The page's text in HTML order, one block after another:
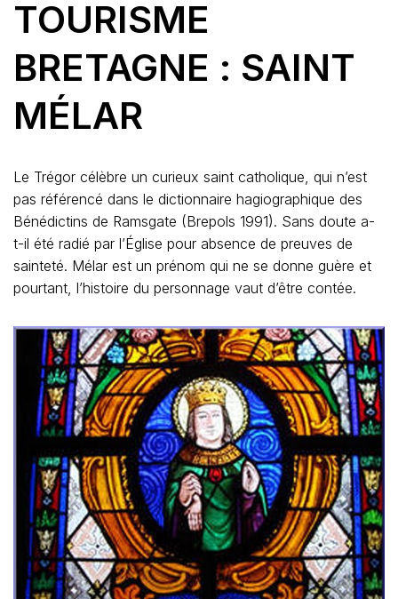
TOURISME
BRETAGNE : SAINT
MÉLAR
Le Trégor célèbre un curieux saint catholique, qui n’est
pas référencé dans le dictionnaire hagiographique des
Bénédictins de Ramsgate (Brepols 1991). Sans doute a-
t-il été radié par l’Église pour absence de preuves de
sainteté. Mélar est un prénom qui ne se donne guère et
pourtant, l’histoire du personnage vaut d’être contée.